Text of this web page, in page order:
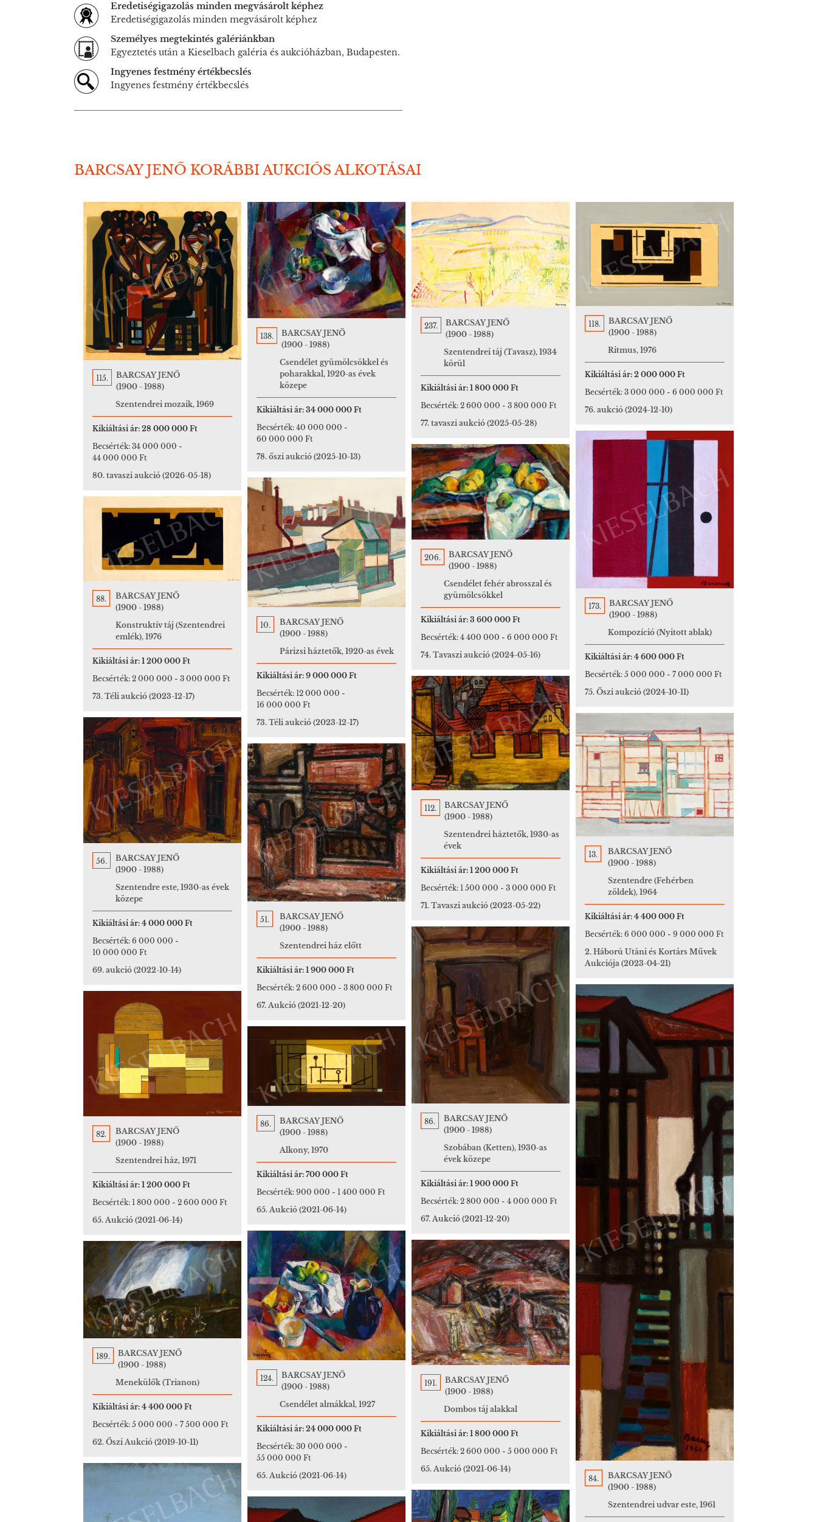
Eredetiségigazolás minden megvásárolt képhez
Eredetiségigazolás minden megvásárolt képhez
Személyes megtekintés galériánkban
Egyeztetés után a Kieselbach galéria és aukcióházban, Budapesten.
Ingyenes festmény értékbecslés
Ingyenes festmény értékbecslés
BARCSAY JENŐ KORÁBBI AUKCIÓS ALKOTÁSAI
115.
BARCSAY JENŐ
(1900 - 1988)
Szentendrei mozaik, 1969
Kikiáltási ár: 28 000 000 Ft
Becsérték: 34 000 000 -
44 000 000 Ft
80. tavaszi aukció (2026-05-18)
138.
BARCSAY JENŐ
(1900 - 1988)
Csendélet gyümölcsökkel és
poharakkal, 1920-as évek
közepe
Kikiáltási ár: 34 000 000 Ft
Becsérték: 40 000 000 -
60 000 000 Ft
78. őszi aukció (2025-10-13)
237.
BARCSAY JENŐ
(1900 - 1988)
Szentendrei táj (Tavasz), 1934
körül
Kikiáltási ár: 1 800 000 Ft
Becsérték: 2 600 000 - 3 800 000 Ft
77. tavaszi aukció (2025-05-28)
118.
BARCSAY JENŐ
(1900 - 1988)
Ritmus, 1976
Kikiáltási ár: 2 000 000 Ft
Becsérték: 3 000 000 - 6 000 000 Ft
76. aukció (2024-12-10)
173.
BARCSAY JENŐ
(1900 - 1988)
Kompozíció (Nyitott ablak)
Kikiáltási ár: 4 600 000 Ft
Becsérték: 5 000 000 - 7 000 000 Ft
75. Őszi aukció (2024-10-11)
206.
BARCSAY JENŐ
(1900 - 1988)
Csendélet fehér abrosszal és
gyümölcsökkel
Kikiáltási ár: 3 600 000 Ft
Becsérték: 4 400 000 - 6 000 000 Ft
74. Tavaszi aukció (2024-05-16)
10.
BARCSAY JENŐ
(1900 - 1988)
Párizsi háztetők, 1920-as évek
Kikiáltási ár: 9 000 000 Ft
Becsérték: 12 000 000 -
16 000 000 Ft
73. Téli aukció (2023-12-17)
88.
BARCSAY JENŐ
(1900 - 1988)
Konstruktív táj (Szentendrei
emlék), 1976
Kikiáltási ár: 1 200 000 Ft
Becsérték: 2 000 000 - 3 000 000 Ft
73. Téli aukció (2023-12-17)
112.
BARCSAY JENŐ
(1900 - 1988)
Szentendrei háztetők, 1930-as
évek
Kikiáltási ár: 1 200 000 Ft
Becsérték: 1 500 000 - 3 000 000 Ft
71. Tavaszi aukció (2023-05-22)
13.
BARCSAY JENŐ
(1900 - 1988)
Szentendre (Fehérben
zöldek), 1964
Kikiáltási ár: 4 400 000 Ft
Becsérték: 6 000 000 - 9 000 000 Ft
2. Háború Utáni és Kortárs Művek
Aukciója (2023-04-21)
56.
BARCSAY JENŐ
(1900 - 1988)
Szentendre este, 1930-as évek
közepe
Kikiáltási ár: 4 000 000 Ft
Becsérték: 6 000 000 -
10 000 000 Ft
69. aukció (2022-10-14)
51.
BARCSAY JENŐ
(1900 - 1988)
Szentendrei ház előtt
Kikiáltási ár: 1 900 000 Ft
Becsérték: 2 600 000 - 3 800 000 Ft
67. Aukció (2021-12-20)
86.
BARCSAY JENŐ
(1900 - 1988)
Szobában (Ketten), 1930-as
évek közepe
Kikiáltási ár: 1 900 000 Ft
Becsérték: 2 800 000 - 4 000 000 Ft
67. Aukció (2021-12-20)
84.
BARCSAY JENŐ
(1900 - 1988)
Szentendrei udvar este, 1961
82.
BARCSAY JENŐ
(1900 - 1988)
Szentendrei ház, 1971
Kikiáltási ár: 1 200 000 Ft
Becsérték: 1 800 000 - 2 600 000 Ft
65. Aukció (2021-06-14)
86.
BARCSAY JENŐ
(1900 - 1988)
Alkony, 1970
Kikiáltási ár: 700 000 Ft
Becsérték: 900 000 - 1 400 000 Ft
65. Aukció (2021-06-14)
124.
BARCSAY JENŐ
(1900 - 1988)
Csendélet almákkal, 1927
Kikiáltási ár: 24 000 000 Ft
Becsérték: 30 000 000 -
55 000 000 Ft
65. Aukció (2021-06-14)
191.
BARCSAY JENŐ
(1900 - 1988)
Dombos táj alakkal
Kikiáltási ár: 1 800 000 Ft
Becsérték: 2 600 000 - 5 000 000 Ft
65. Aukció (2021-06-14)
189.
BARCSAY JENŐ
(1900 - 1988)
Menekülők (Trianon)
Kikiáltási ár: 4 400 000 Ft
Becsérték: 5 000 000 - 7 500 000 Ft
62. Őszi Aukció (2019-10-11)